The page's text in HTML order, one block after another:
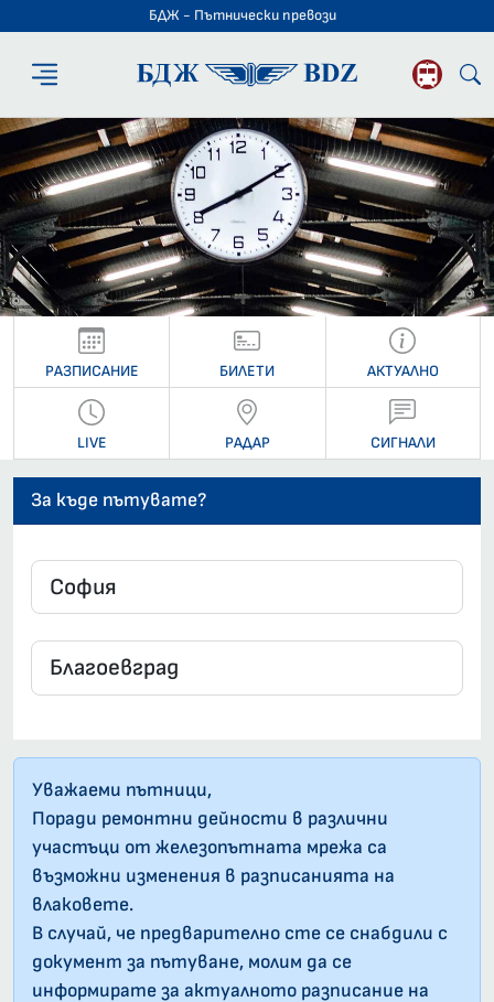
БДЖ - Пътнически превози
БДЖ -
РАЗПИСАНИЕ БИЛЕТИ АКТУАЛНО
LIVE РАДАР СИГНАЛИ
За къде пътувате?
Уважаеми пътници,
Поради ремонтни дейности в различни
участъци от железопътната мрежа са
възможни изменения в разписанията на
влаковете.
В случай, че предварително сте се снабдили с
документ за пътуване, молим да се
информирате за актуалното разписание на